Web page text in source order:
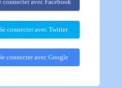
connecter avec Facebook
connecter avec Twitter
connecter avec Google